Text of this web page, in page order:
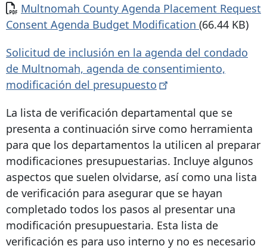
Documento
Multnomah County Agenda Placement Request
Consent Agenda Budget Modification (66.44 KB)
Solicitud de inclusión en la agenda del condado
de Multnomah, agenda de consentimiento,
modificación del presupuesto
La lista de verificación departamental que se
presenta a continuación sirve como herramienta
para que los departamentos la utilicen al preparar
modificaciones presupuestarias. Incluye algunos
aspectos que suelen olvidarse, así como una lista
de verificación para asegurar que se hayan
completado todos los pasos al presentar una
modificación presupuestaria. Esta lista de
verificación es para uso interno y no es necesario